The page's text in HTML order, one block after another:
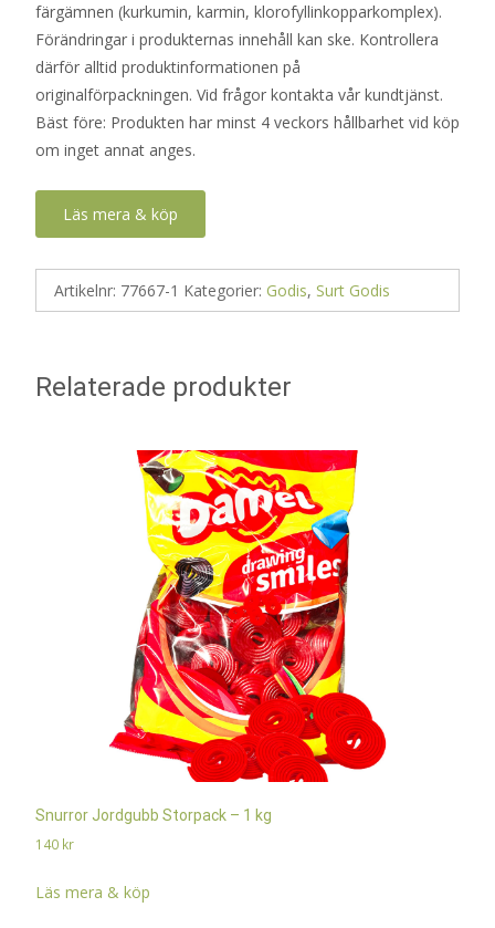
färgämnen (kurkumin, karmin, klorofyllinkopparkomplex).
Förändringar i produkternas innehåll kan ske. Kontrollera
därför alltid produktinformationen på
originalförpackningen. Vid frågor kontakta vår kundtjänst.
Bäst före: Produkten har minst 4 veckors hållbarhet vid köp
om inget annat anges.
Läs mera & köp
Artikelnr: 77667-1 Kategorier: Godis, Surt Godis
Relaterade produkter
Snurror Jordgubb Storpack – 1 kg
140 kr
Läs mera & köp